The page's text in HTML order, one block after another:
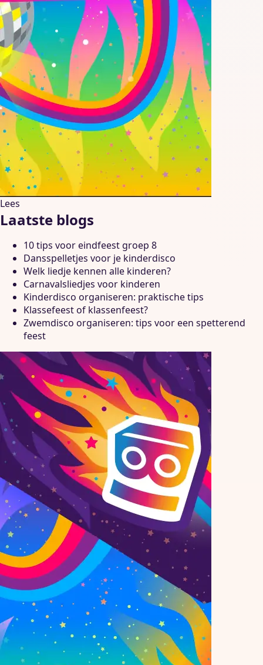
Lees
Laatste blogs
10 tips voor eindfeest groep 8
Dansspelletjes voor je kinderdisco
Welk liedje kennen alle kinderen?
Carnavalsliedjes voor kinderen
Kinderdisco organiseren: praktische tips
Klassefeest of klassenfeest?
Zwemdisco organiseren: tips voor een spetterend
feest